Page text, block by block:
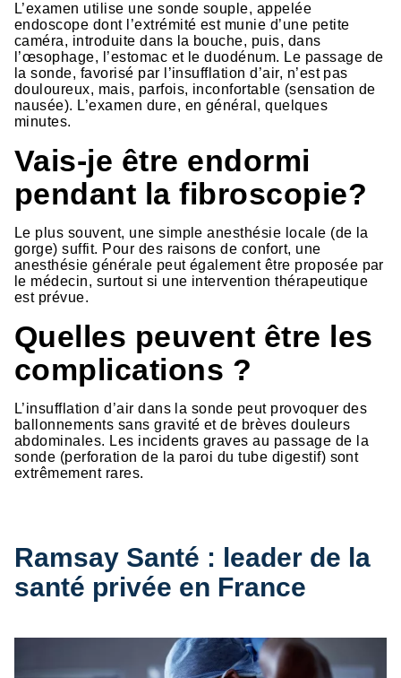
L’examen utilise une sonde souple, appelée
endoscope dont l’extrémité est munie d’une petite
caméra, introduite dans la bouche, puis, dans
l’œsophage, l’estomac et le duodénum. Le passage de
la sonde, favorisé par l’insufflation d’air, n’est pas
douloureux, mais, parfois, inconfortable (sensation de
nausée). L’examen dure, en général, quelques
minutes.
Vais-je être endormi
pendant la fibroscopie?
Le plus souvent, une simple anesthésie locale (de la
gorge) suffit. Pour des raisons de confort, une
anesthésie générale peut également être proposée par
le médecin, surtout si une intervention thérapeutique
est prévue.
Quelles peuvent être les
complications ?
L’insufflation d’air dans la sonde peut provoquer des
ballonnements sans gravité et de brèves douleurs
abdominales. Les incidents graves au passage de la
sonde (perforation de la paroi du tube digestif) sont
extrêmement rares.
Ramsay Santé : leader de la
santé privée en France